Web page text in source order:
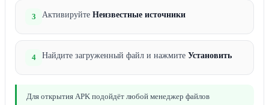
3 Активируйте Неизвестные источники
4 Найдите загруженный файл и нажмите Установить
Для открытия APK подойдёт любой менеджер файлов